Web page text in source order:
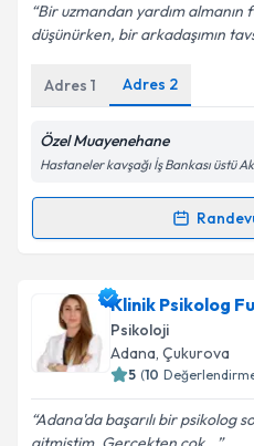
Kişisel verilerimin
Metni'ni okudum ve
kapsamda
Takvim
Bir uzmandan yardım almanın
düşünürken, bir arkadaşımın
Adres 1 Adres 2
Özel Muayenehane
Hastaneler kavşağı İş Bankası üstü
Randevu Takvimi
Uzm. Psk. Dan. Yaser
talebi oluşturun. Size bu
için bir takvim
bilgilendireceğiz.
E-posta Adresiniz
Klinik Psikolog
Psikoloji
Adana, Çukurova
5 (10
Adana'da başarılı bir psikolog